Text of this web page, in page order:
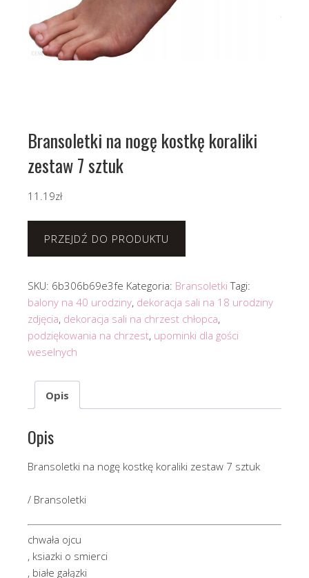
Bransoletki na nogę kostkę koraliki
zestaw 7 sztuk
11.19zł
PRZEJDŹ DO PRODUKTU
SKU: 6b306b69e3fe Kategoria: Bransoletki Tagi:
balony na 40 urodziny, dekoracja sali na 18 urodziny
zdjęcia, dekoracja sali na chrzest chłopca,
podziękowania na chrzest, upominki dla gości
weselnych
Opis
Opis
Bransoletki na nogę kostkę koraliki zestaw 7 sztuk
/ Bransoletki
chwała ojcu
, ksiazki o smierci
, białe gałązki